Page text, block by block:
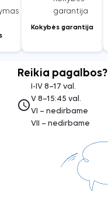
Kokybės garantija
Reikia pagalbos?
access_time
I-IV 8–17 val.
V 8–15:45 val.
VI – nedirbame
VII – nedirbame